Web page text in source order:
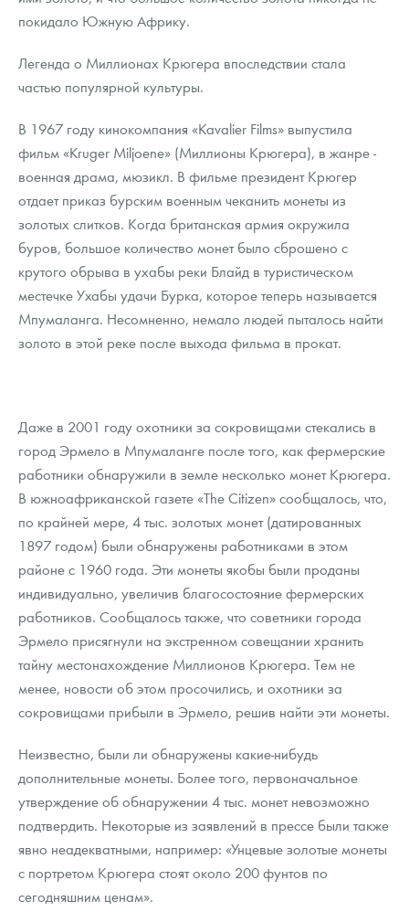
покидало Южную Африку.
Легенда о Миллионах Крюгера впоследствии стала
частью популярной культуры.
В 1967 году кинокомпания «Kavalier Films» выпустила
фильм «Kruger Miljoene» (Миллионы Крюгера), в жанре -
военная драма, мюзикл. В фильме президент Крюгер
отдает приказ бурским военным чеканить монеты из
золотых слитков. Когда британская армия окружила
буров, большое количество монет было сброшено с
крутого обрыва в ухабы реки Блайд в туристическом
местечке Ухабы удачи Бурка, которое теперь называется
Мпумаланга. Несомненно, немало людей пыталось найти
золото в этой реке после выхода фильма в прокат.
Даже в 2001 году охотники за сокровищами стекались в
город Эрмело в Мпумаланге после того, как фермерские
работники обнаружили в земле несколько монет Крюгера.
В южноафриканской газете «The Citizen» сообщалось, что,
по крайней мере, 4 тыс. золотых монет (датированных
1897 годом) были обнаружены работниками в этом
районе с 1960 года. Эти монеты якобы были проданы
индивидуально, увеличив благосостояние фермерских
работников. Сообщалось также, что советники города
Эрмело присягнули на экстренном совещании хранить
тайну местонахождение Миллионов Крюгера. Тем не
менее, новости об этом просочились, и охотники за
сокровищами прибыли в Эрмело, решив найти эти монеты.
Неизвестно, были ли обнаружены какие-нибудь
дополнительные монеты. Более того, первоначальное
утверждение об обнаружении 4 тыс. монет невозможно
подтвердить. Некоторые из заявлений в прессе были также
явно неадекватными, например: «Унцевые золотые монеты
с портретом Крюгера стоят около 200 фунтов по
сегодняшним ценам».